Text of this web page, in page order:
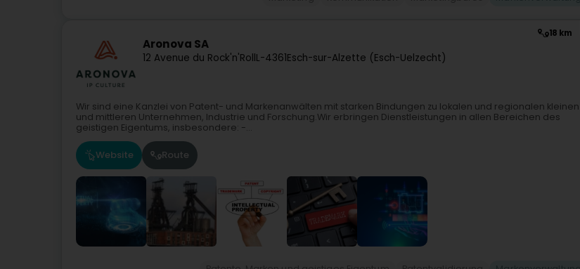
18 km
Aronova SA
12 Avenue du Rock'n'RollL-4361Esch-sur-Alzette (Esch-Uelzecht)
Wir sind eine Kanzlei von Patent- und Markenanwälten mit starken Bindungen zu lokalen und regionalen kleinen
und mittleren Unternehmen, Industrie und Forschung.Wir erbringen Dienstleistungen in allen Bereichen des
geistigen Eigentums, insbesondere: -...
Website Route